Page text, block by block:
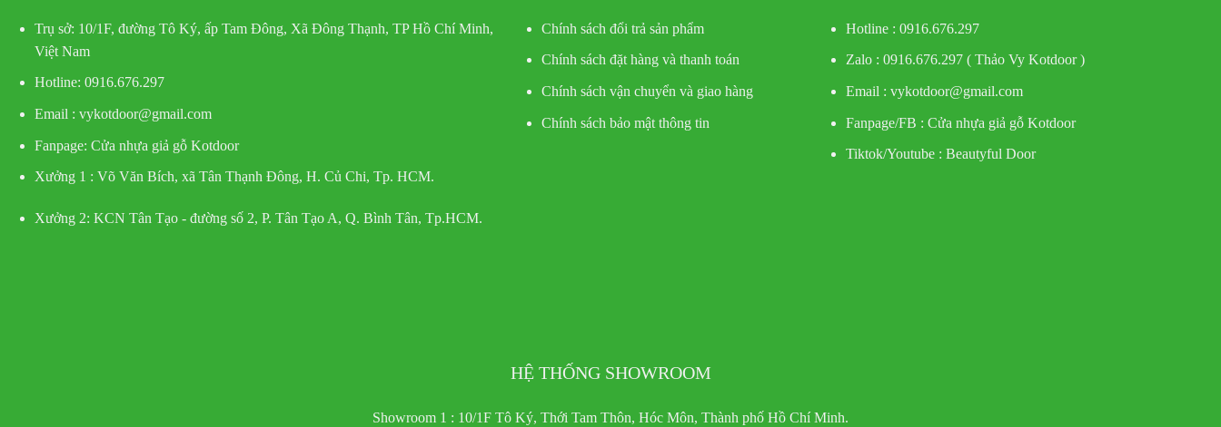
Trụ sở: 10/1F, đường Tô Ký, ấp Tam Đông, Xã Đông Thạnh, TP Hồ Chí Minh,
Việt Nam
Hotline: 0916.676.297
Email : vykotdoor@gmail.com
Fanpage: Cửa nhựa giả gỗ Kotdoor
Xưởng 1 : Võ Văn Bích, xã Tân Thạnh Đông, H. Củ Chi, Tp. HCM.
Xưởng 2: KCN Tân Tạo - đường số 2, P. Tân Tạo A, Q. Bình Tân, Tp.HCM.
Chính sách đổi trả sản phẩm
Chính sách đặt hàng và thanh toán
Chính sách vận chuyển và giao hàng
Chính sách bảo mật thông tin
Hotline : 0916.676.297
Zalo : 0916.676.297 ( Thảo Vy Kotdoor )
Email : vykotdoor@gmail.com
Fanpage/FB :Cửa nhựa giả gỗ Kotdoor
Tiktok/Youtube :Beautyful Door
HỆ THỐNG SHOWROOM
Showroom 1 : 10/1F Tô Ký, Thới Tam Thôn, Hóc Môn, Thành phố Hồ Chí Minh.